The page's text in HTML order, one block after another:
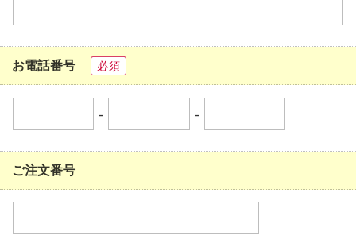
お電話番号 必須
- -
ご注文番号